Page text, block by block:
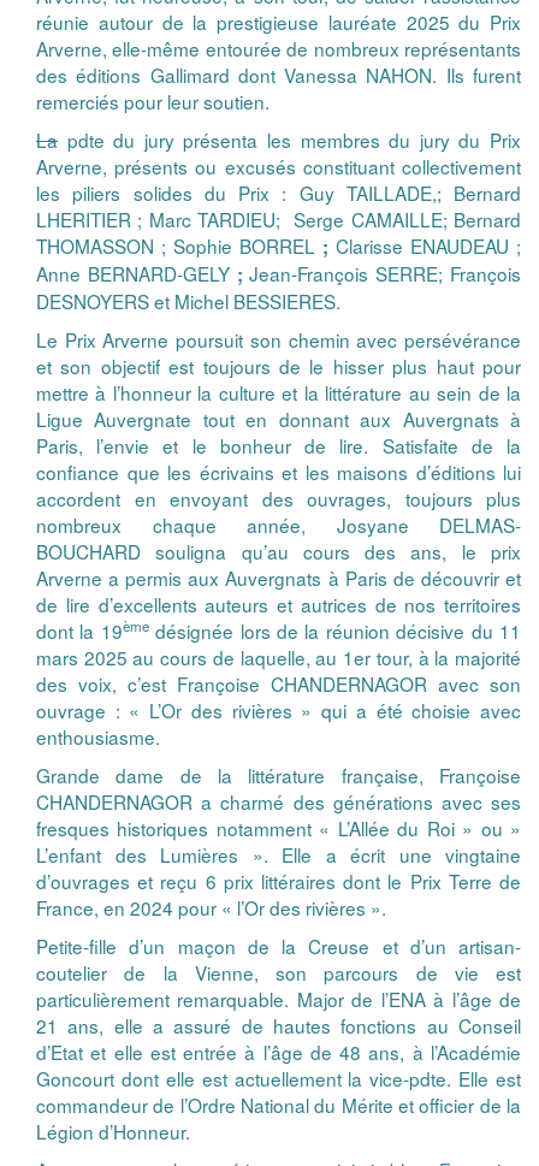
réunie autour de la prestigieuse lauréate 2025 du Prix
Arverne, elle-même entourée de nombreux représentants
des éditions Gallimard dont Vanessa NAHON. Ils furent
remerciés pour leur soutien.
La pdte du jury présenta les membres du jury du Prix
Arverne, présents ou excusés constituant collectivement
les piliers solides du Prix : Guy TAILLADE,; Bernard
LHERITIER ; Marc TARDIEU; Serge CAMAILLE; Bernard
THOMASSON ; Sophie BORREL ; Clarisse ENAUDEAU ;
Anne BERNARD-GELY ;Jean-François SERRE; François
DESNOYERS et Michel BESSIERES.
Le Prix Arverne poursuit son chemin avec persévérance
et son objectif est toujours de le hisser plus haut pour
mettre à l’honneur la culture et la littérature au sein de la
Ligue Auvergnate tout en donnant aux Auvergnats à
Paris, l’envie et le bonheur de lire. Satisfaite de la
confiance que les écrivains et les maisons d’éditions lui
accordent en envoyant des ouvrages, toujours plus
nombreux chaque année, Josyane DELMAS-
BOUCHARD souligna qu’au cours des ans, le prix
Arverne a permis aux Auvergnats à Paris de découvrir et
de lire d’excellents auteurs et autrices de nos territoires
dont la 19èmedésignée lors de la réunion décisive du 11
mars 2025 au cours de laquelle, au 1er tour, à la majorité
des voix, c’est Françoise CHANDERNAGOR avec son
ouvrage : « L’Or des rivières » qui a été choisie avec
enthousiasme.
Grande dame de la littérature française, Françoise
CHANDERNAGOR a charmé des générations avec ses
fresques historiques notamment « L’Allée du Roi » ou »
L’enfant des Lumières ». Elle a écrit une vingtaine
d’ouvrages et reçu 6 prix littéraires dont le Prix Terre de
France, en 2024 pour « l’Or des rivières ».
Petite-fille d’un maçon de la Creuse et d’un artisan-
coutelier de la Vienne, son parcours de vie est
particulièrement remarquable. Major de l’ENA à l’âge de
21 ans, elle a assuré de hautes fonctions au Conseil
d’Etat et elle est entrée à l’âge de 48 ans, à l’Académie
Goncourt dont elle est actuellement la vice-pdte. Elle est
commandeur de l’Ordre National du Mérite et officier de la
Légion d’Honneur.